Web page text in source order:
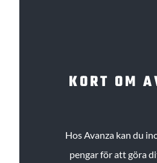
KORT OM
Hos Avanza kan du
pengar för att göra